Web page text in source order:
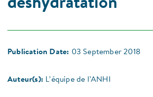
déshydratation
Publication Date: 03 September 2018
Auteur(s): L’équipe de l’ANHI